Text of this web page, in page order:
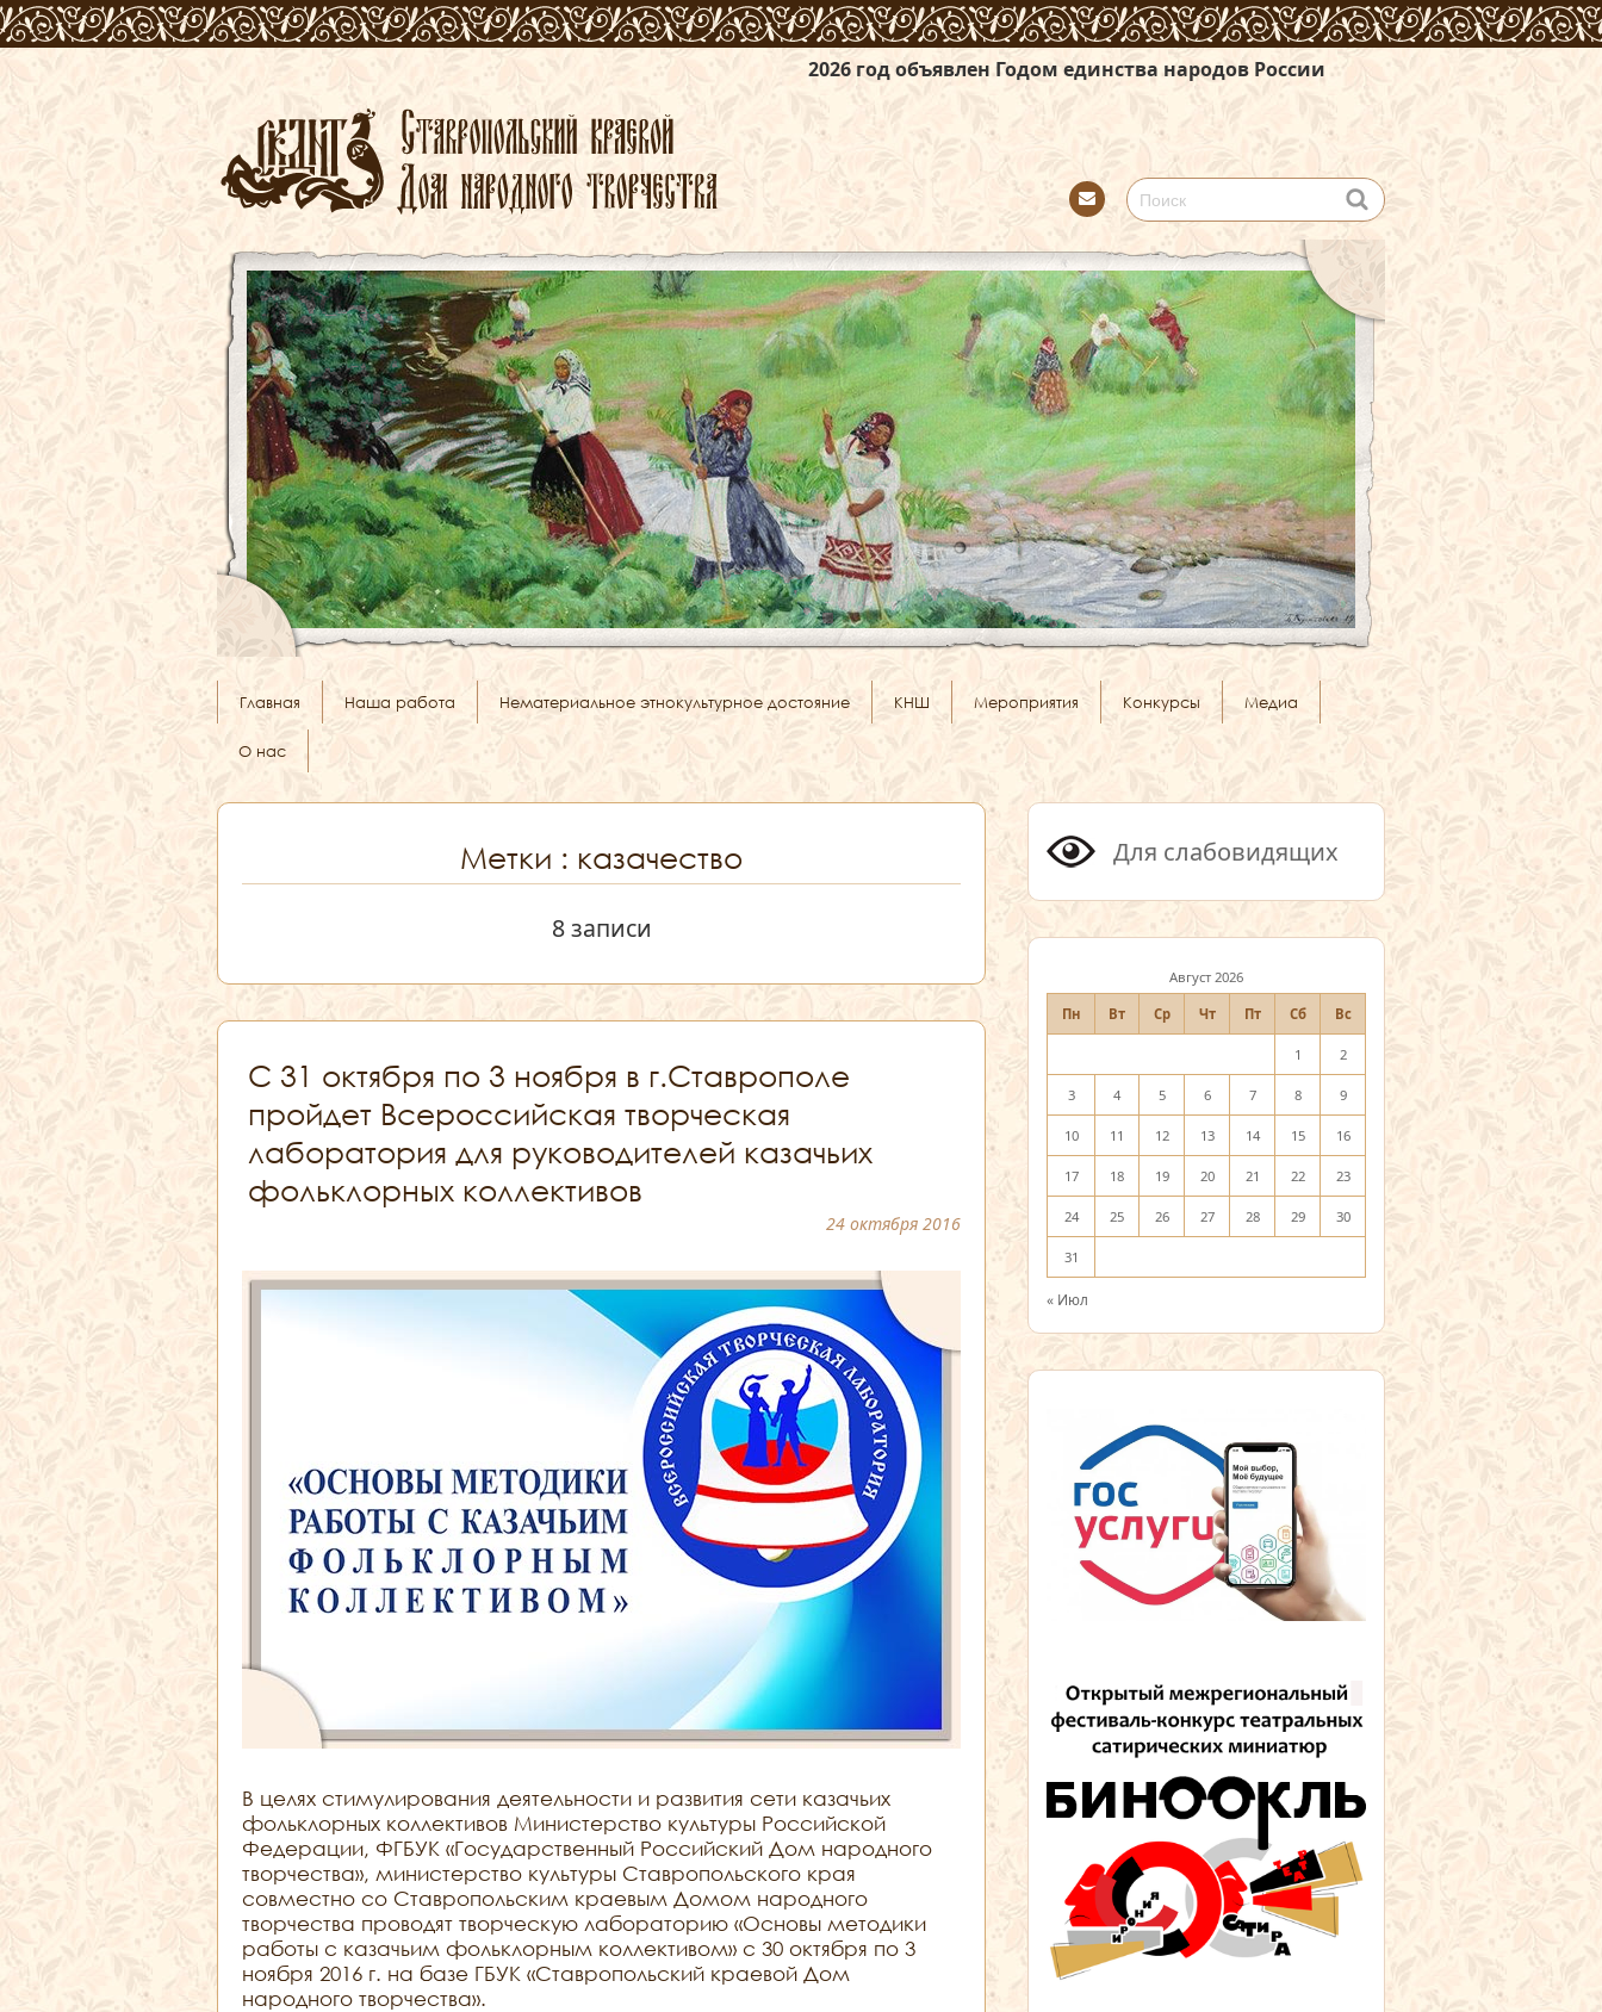
2026 год объявлен Годом единства народов России
tact
Главная Наша работа Нематериальное этнокультурное достояние КНШ Мероприятия Конкурсы Медиа
О нас
Метки : казачество
8 записи
С 31 октября по 3 ноября в г.Ставрополе
пройдет Всероссийская творческая
лаборатория для руководителей казачьих
фольклорных коллективов
24 октября 2016
В целях стимулирования деятельности и развития сети казачьих
фольклорных коллективов Министерство культуры Российской
Федерации, ФГБУК «Государственный Российский Дом народного
творчества», министерство культуры Ставропольского края
совместно со Ставропольским краевым Домом народного
творчества проводят творческую лабораторию «Основы методики
работы с казачьим фольклорным коллективом» с 30 октября по 3
ноября 2016 г. на базе ГБУК «Ставропольский краевой Дом
народного творчества».
Для слабовидящих
Август 2026
Пн Вт Ср Чт Пт Сб Вс
1 2
3 4 5 6 7 8 9
10 11 12 13 14 15 16
17 18 19 20 21 22 23
24 25 26 27 28 29 30
31
« Июл